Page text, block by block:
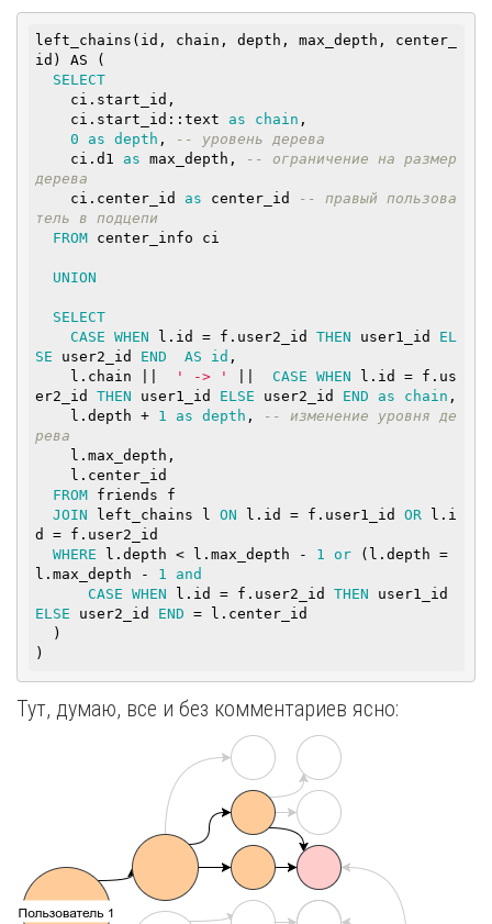
left_chains(id, chain, depth, max_depth, center_
id) AS (
SELECT
    ci.start_id::
text as chain ,
0
as depth ,
-- уровень дерева
    ci.d1
as max_depth,
-- ограничение на размер
дерева
    ci.center_id
as center_id
-- правый пользова
тель в подцепи
FROM center_info ci
UNION
SELECT
CASE WHEN l.id = f.user2_id THEN user1_id EL
SE user2_id END AS id ,
    l.chain ||
' -> ' CASE WHEN l.id = f.us
er2_id THEN user1_id ELSE user2_id END as chain ,
    l.depth +
1 as depth ,
-- изменение уровня де
рева
FROM friends f
JOIN left_chains l ON l.id = f.user1_id OR l.i
d = f.user2_id
WHERE l.depth < l.max_depth - 1 or (l.depth =
l.max_depth - 1
and
CASE WHEN l.id = f.user2_id THEN
ELSE user2_id END = l.center_id
)
Тут, думаю, все и без комментариев ясно: